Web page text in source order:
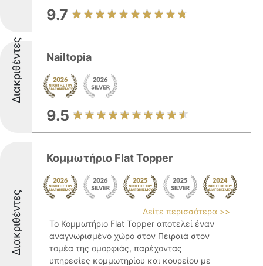
9.7
Διακριθέντες Nailtopia
9.5
Διακριθέντες
Κομμωτήριο Flat Topper
Δείτε περισσότερα >>
Το Κομμωτήριο Flat Topper αποτελεί έναν
αναγνωρισμένο χώρο στον Πειραιά στον
τομέα της ομορφιάς, παρέχοντας
υπηρεσίες κομμωτηρίου και κουρείου με